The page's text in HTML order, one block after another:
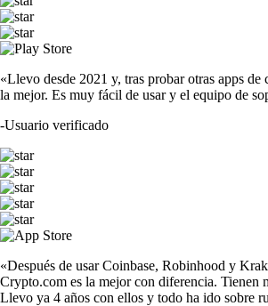
«Llevo desde 2021 y, tras probar otras apps de
la mejor. Es muy fácil de usar y el equipo de
-Usuario verificado
«Después de usar Coinbase, Robinhood y
Crypto.com es la mejor con diferencia. Tienen
Llevo ya 4 años con ellos y todo ha ido sobre